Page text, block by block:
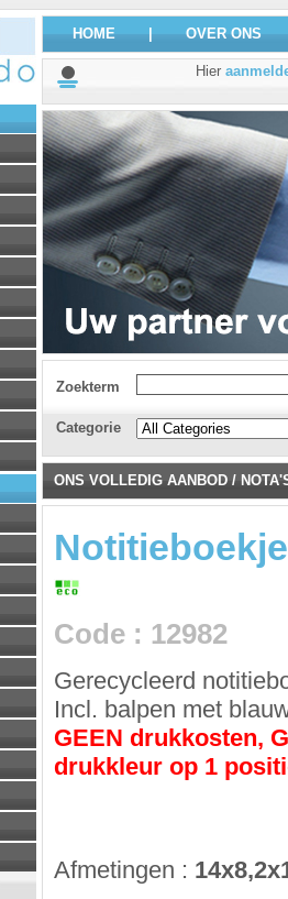
HOME OVER ONS
Hier
Zoekterm
Categorie
ONS VOLLEDIG AANBOD /
Notitieboekje
Code : 12982
Gerecycleerd
Incl. balpen met
GEEN drukkosten,
drukkleur op 1
Afmetingen :